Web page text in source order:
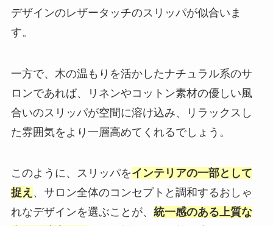
デザインのレザータッチのスリッパが似合いま
す。
一方で、木の温もりを活かしたナチュラル系のサ
ロンであれば、リネンやコットン素材の優しい風
合いのスリッパが空間に溶け込み、リラックスし
た雰囲気をより一層高めてくれるでしょう。
このように、スリッパをインテリアの一部として
捉え 、サロン全体のコンセプトと調和するおしゃ
れなデザインを選ぶことが、 統一感のある上質な